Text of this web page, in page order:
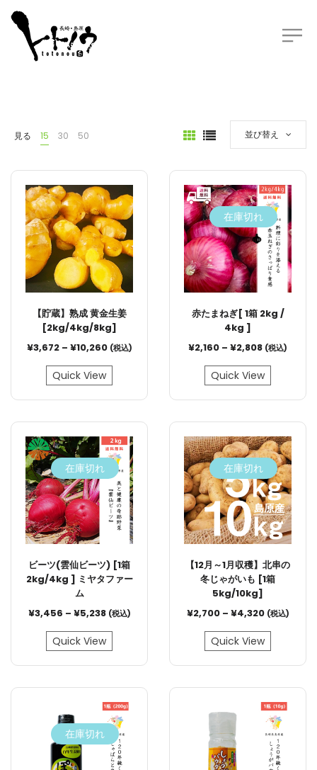
見る 15 30 50 並び替え
【貯蔵】熟成 黄金生姜
[2kg/4kg/8kg]
¥3,672 – ¥10,260 (税込)
Quick View
在庫切れ
赤たまねぎ[ 1箱 2kg /
4kg ]
¥2,160 – ¥2,808 (税込)
Quick View
在庫切れ
ビーツ(雲仙ビーツ) [1箱
2kg/4kg ] ミヤタファー
ム
¥3,456 – ¥5,238 (税込)
Quick View
在庫切れ
【12月～1月収穫】北串の
冬じゃがいも [1箱
5kg/10kg]
¥2,700 – ¥4,320 (税込)
Quick View
在庫切れ